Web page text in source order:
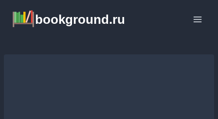
содержимому
bookground.ru